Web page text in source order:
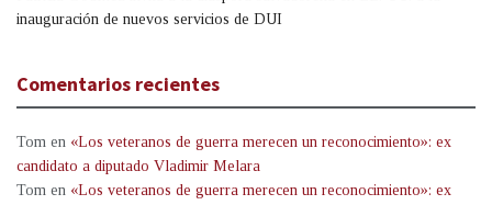
inauguración de nuevos servicios de DUI
Comentarios recientes
Tom en «Los veteranos de guerra merecen un reconocimiento»: ex
candidato a diputado Vladimir Melara
Tom en «Los veteranos de guerra merecen un reconocimiento»: ex